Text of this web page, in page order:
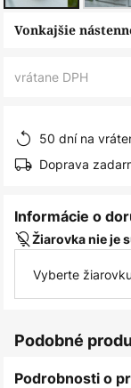
Preskočiť
Vonkajšie
vrátane DPH
50 dní na
Doprava
Informácie o
Žiarovka nie je
Vyberte žiarovku
Podobné
Podrobnosti o